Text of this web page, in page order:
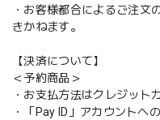
・お客様都合によるご注文
きかねます。
【決済について】
＜予約商品＞
・お支払方法はクレジット
・「Pay ID」アカウントへ